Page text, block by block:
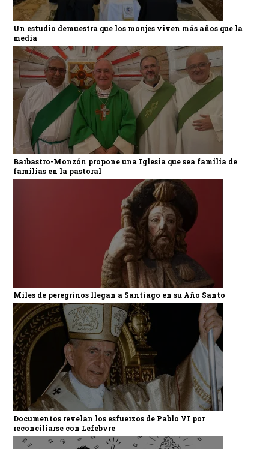
Un estudio demuestra que los monjes viven más años que la
media
Barbastro-Monzón propone una Iglesia que sea familia de
familias en la pastoral
Miles de peregrinos llegan a Santiago en su Año Santo
Documentos revelan los esfuerzos de Pablo VI por
reconciliarse con Lefebvre